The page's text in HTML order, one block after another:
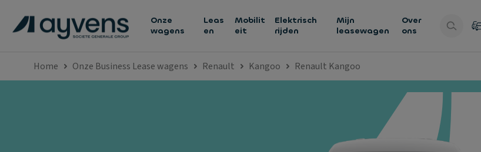
Onze
wagens
Leas
en
Mobilit
eit
Elektrisch
rijden
Mijn
leasewagen
Over
ons
Home Onze Business Lease wagens Renault Kangoo Renault Kangoo